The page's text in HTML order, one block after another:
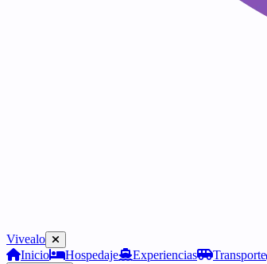
Vivealo
Inicio
Hospedaje Experiencias Transporte